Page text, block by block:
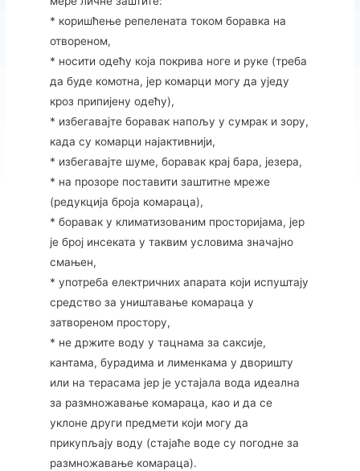
* коришћење репелената током боравка на
отвореном,
* носити одећу која покрива ноге и руке (треба
да буде комотна, јер комарци могу да уједу
кроз припијену одећу),
* избегавајте боравак напољу у сумрак и зору,
када су комарци најактивнији,
* избегавајте шуме, боравак крај бара, језера,
* на прозоре поставити заштитне мреже
(редукција броја комараца),
* боравак у климатизованим просторијама, јер
је број инсеката у таквим условима значајно
смањен,
* употреба електричних апарата који испуштају
средство за уништавање комараца у
затвореном простору,
* не држите воду у тацнама за саксије,
кантама, бурадима и лименкама у дворишту
или на терасама јер је устајала вода идеална
за размножавање комараца, као и да се
уклоне други предмети који могу да
прикупљају воду (стајаће воде су погодне за
размножавање комараца).